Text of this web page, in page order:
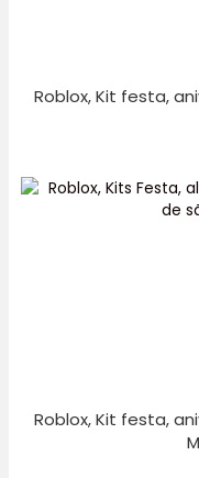
Roblox, Kit festa,
Roblox, Kit festa,